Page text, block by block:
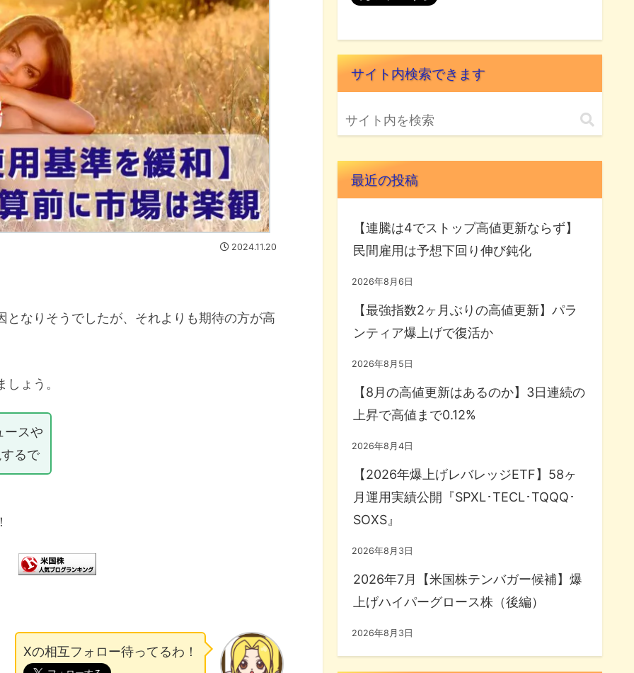
2024.11.20
なりそうでしたが、それよりも期待の方が高
ょう。
ースや
るで
Xの相互フォロー待ってるわ！
サイト内検索できます
最近の投稿
【連騰は4でストップ高値更新ならず】
民間雇用は予想下回り伸び鈍化
2026年8月6日
【最強指数2ヶ月ぶりの高値更新】パラ
ンティア爆上げで復活か
2026年8月5日
【8月の高値更新はあるのか】3日連続の
上昇で高値まで0.12%
2026年8月4日
【2026年爆上げレバレッジETF】58ヶ
月運用実績公開『SPXL･TECL･TQQQ･
SOXS』
2026年8月3日
2026年7月【米国株テンバガー候補】爆
上げハイパーグロース株（後編）
2026年8月3日